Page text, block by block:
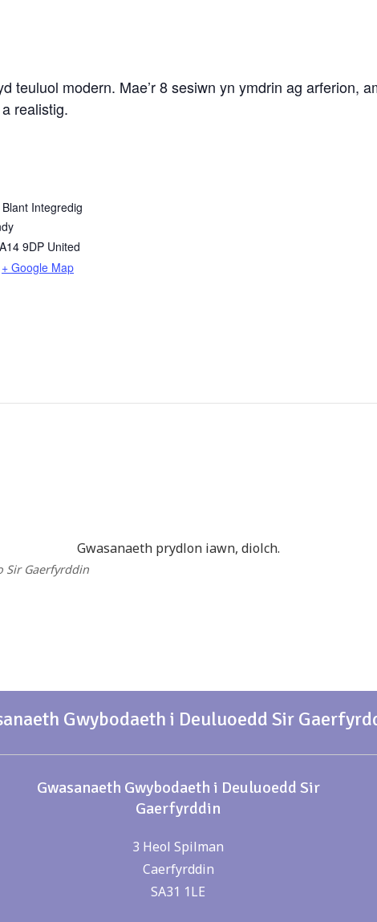
teuluol modern. Mae’r 8 sesiwn yn ymdrin ag arferion,
realistig.
Integredig
9DP United
+ Google Map
Gwasanaeth prydlon iawn, diolch.
Sir Gaerfyrddin
Gwybodaeth i Deuluoedd Sir
Gwasanaeth Gwybodaeth i Deuluoedd Sir
Gaerfyrddin
3 Heol Spilman
Caerfyrddin
SA31 1LE